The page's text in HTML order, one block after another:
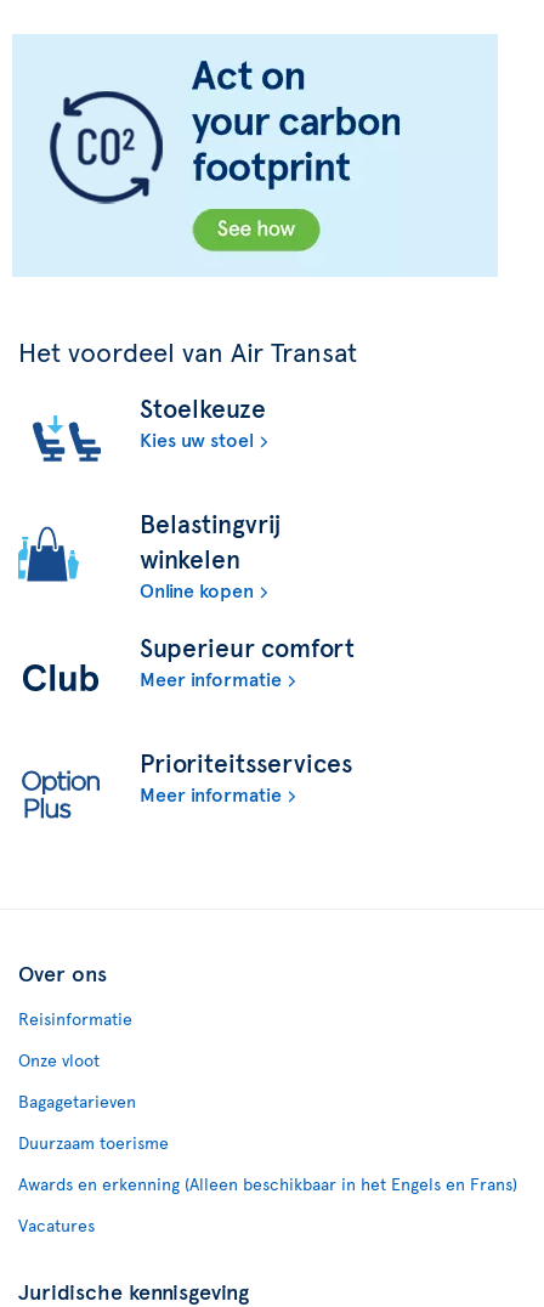
Het voordeel van Air Transat
Stoelkeuze
Kies uw stoel
Belastingvrij
winkelen
Online kopen
Superieur comfort
Meer informatie
Prioriteitsservices
Meer informatie
Over ons
Reisinformatie
Onze vloot
Bagagetarieven
Duurzaam toerisme
Awards en erkenning (Alleen beschikbaar in het Engels en Frans)
Vacatures
Juridische kennisgeving